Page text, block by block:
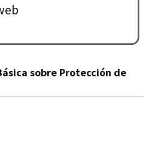
sobre Protección de